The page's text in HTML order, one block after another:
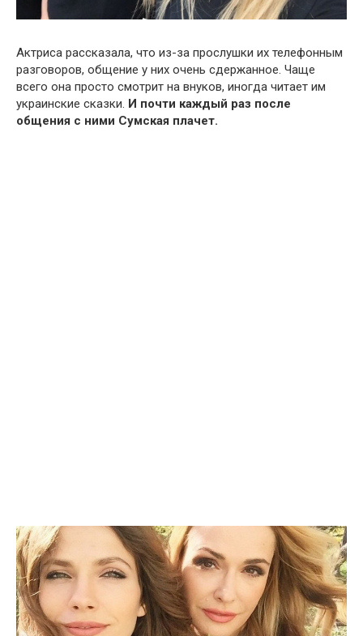
Актриса рассказала, что из-за прослушки их телефонным
разговоров, общение у них очень сдержанное. Чаще
всего она просто смотрит на внуков, иногда читает им
украинские сказки. И почти каждый раз после
общения с ними Сумская плачет.